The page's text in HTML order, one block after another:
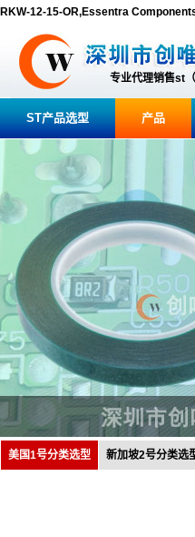
RKW-12-15-OR,Essentra
专业代理销售st
ST产品选型 产品
美国1号分类选型 新加坡2号分类选